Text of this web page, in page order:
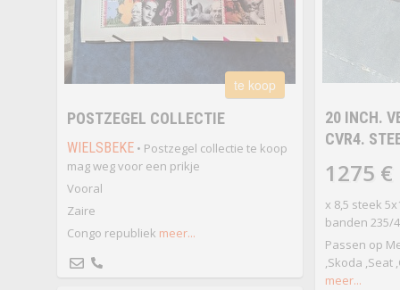
20 INCH.
CVR4.
1275 €
x 8,5 steek
banden 235/
Passen op
,Skoda ,Seat
meer...
te koop
POSTZEGEL COLLECTIE
WIELSBEKE• Postzegel collectie te koop
mag weg voor een prikje
Vooral
Zaire
Congo republiek meer...